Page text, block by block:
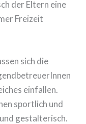
der Eltern eine
Freizeit
sich die
einfallen.
sportlich und
gestalterisch.